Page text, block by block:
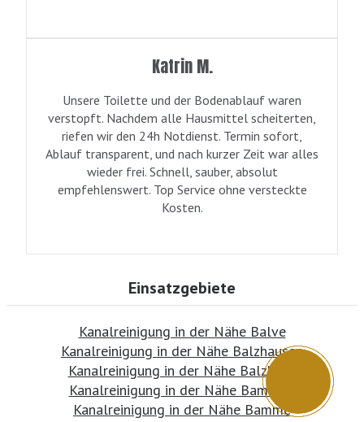
Katrin M.
Unsere Toilette und der Bodenablauf waren
verstopft. Nachdem alle Hausmittel scheiterten,
riefen wir den 24h Notdienst. Termin sofort,
Ablauf transparent, und nach kurzer Zeit war alles
wieder frei. Schnell, sauber, absolut
empfehlenswert. Top Service ohne versteckte
Kosten.
Einsatzgebiete
Kanalreinigung in der Nähe Balve
Kanalreinigung in der Nähe Balzhausen
Kanalreinigung in der Nähe Balzheim
Kanalreinigung in der Nähe Bamberg
Kanalreinigung in der Nähe Bamme